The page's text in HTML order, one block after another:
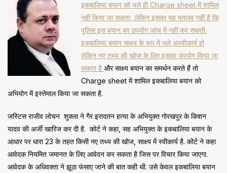
इकबालिया बयान को भले ही Charge sheet में शामिल
नहीं किया जा सकता, लेकिन इसका यह मतलब नहीं है कि
पुलिस इस बयान का उपयोग जांच में नहीं कर सकती.
इकबालिया बयान साक्ष्य के रूप में भले अस्वीकार्य हो
लेकिन नए तथ्य की खोज के लिए इसका उपयोग किया जा
सकता है और साक्ष्य बयान का समर्थन करते हैं तो
Charge sheet में शामिल इकबालिया बयान को
अभियोग में इस्तेमाल किया जा सकता है.
जस्टिस राजीव लोचन शुक्ला ने गैर इरादतन हत्या के अभियुक्त गोरखपुर के किशन
यादव की अर्जी खारिज कर दी है. कोर्ट ने कहा, सह अभियुक्त के इकबालिया बयान के
आधार पर धारा 23 के तहत किसी नए तथ्य की खोज, साक्ष्य में स्वीकार्य है. कोर्ट ने कहा
आवेदक नियमित जमानत के लिए आवेदन कर सकता है जिस पर विचार किया जाएगा.
आवेदक के अधिवक्ता ने झूठा फंसाए जाने की बात कही थी. उसे केवल इकबालिया बयान